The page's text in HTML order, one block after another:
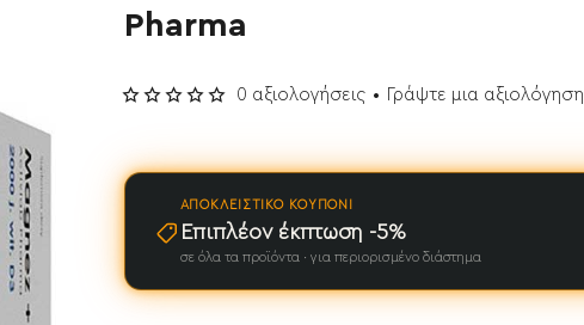
Pharma
ΑΠΟΚΛΕΙΣΤΙΚΌ ΚΟΥΠΌΝΙ
Επιπλέον έκπτωση -5%
σε όλα τα προϊόντα · για περιορισμένο διάστημα
0 αξιολογήσεις • Γράψτε μια αξιολόγηση